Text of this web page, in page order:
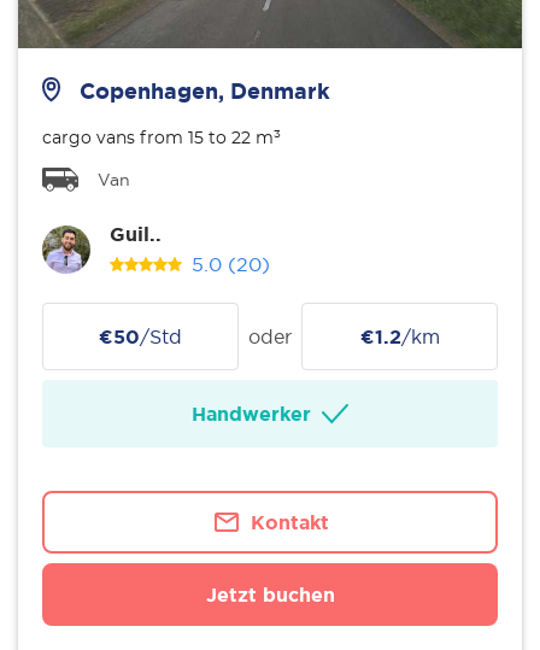
Copenhagen, Denmark
cargo vans from 15 to 22 m³
Van
Guil..
5.0 (20)
€50/Std oder €1.2/km
Handwerker
Kontakt
Jetzt buchen